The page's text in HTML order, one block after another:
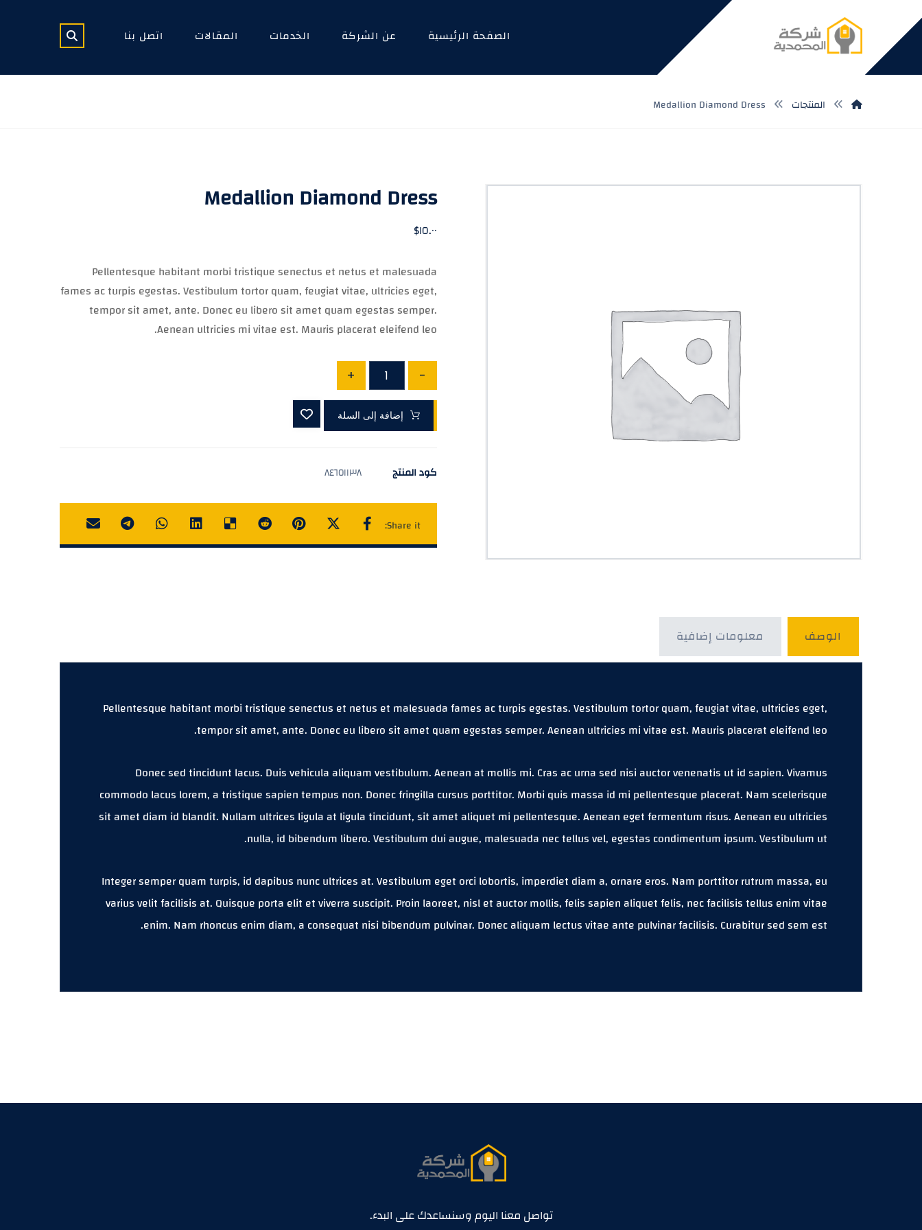
الصفحة الرئيسية عن الشركة الخدمات المقالات اتصل بنا
المنتجات Medallion Diamond Dress
Medallion Diamond Dress
$١٥.٠٠
Pellentesque habitant morbi tristique senectus et netus et malesuada
fames ac turpis egestas. Vestibulum tortor quam, feugiat vitae, ultricies eget,
tempor sit amet, ante. Donec eu libero sit amet quam egestas semper.
Aenean ultricies mi vitae est. Mauris placerat eleifend leo.
-
+
إضافة إلى السلة
كود المنتج ٨٤٦٥١١٣٨
الوصف معلومات إضافية
Pellentesque habitant morbi tristique senectus et netus et malesuada fames ac turpis egestas. Vestibulum tortor quam, feugiat vitae, ultricies eget,
tempor sit amet, ante. Donec eu libero sit amet quam egestas semper. Aenean ultricies mi vitae est. Mauris placerat eleifend leo.
Donec sed tincidunt lacus. Duis vehicula aliquam vestibulum. Aenean at mollis mi. Cras ac urna sed nisi auctor venenatis ut id sapien. Vivamus
commodo lacus lorem, a tristique sapien tempus non. Donec fringilla cursus porttitor. Morbi quis massa id mi pellentesque placerat. Nam scelerisque
sit amet diam id blandit. Nullam ultrices ligula at ligula tincidunt, sit amet aliquet mi pellentesque. Aenean eget fermentum risus. Aenean eu ultricies
nulla, id bibendum libero. Vestibulum dui augue, malesuada nec tellus vel, egestas condimentum ipsum. Vestibulum ut.
Integer semper quam turpis, id dapibus nunc ultrices at. Vestibulum eget orci lobortis, imperdiet diam a, ornare eros. Nam porttitor rutrum massa, eu
varius velit facilisis at. Quisque porta elit et viverra suscipit. Proin laoreet, nisl et auctor mollis, felis sapien aliquet felis, nec facilisis tellus enim vitae
enim. Nam rhoncus enim diam, a consequat nisi bibendum pulvinar. Donec aliquam lectus vitae ante pulvinar facilisis. Curabitur sed sem est.
تواصل معنا اليوم وسنساعدك على البدء.